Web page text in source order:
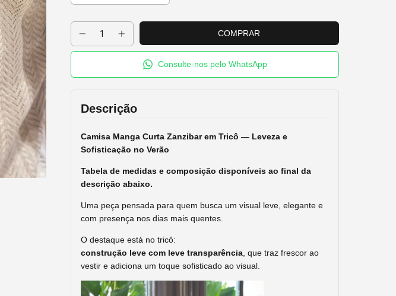
Consulte-nos pelo WhatsApp
Descrição
Camisa Manga Curta Zanzibar em Tricô — Leveza e
Sofisticação no Verão
Tabela de medidas e composição disponíveis ao final da
descrição abaixo.
Uma peça pensada para quem busca um visual leve, elegante e
com presença nos dias mais quentes.
O destaque está no tricô:
construção leve com leve transparência , que traz frescor ao
vestir e adiciona um toque sofisticado ao visual.